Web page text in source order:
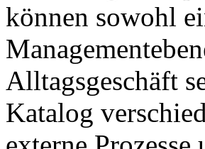
können sowohl
Alltagsgeschäft
Katalog